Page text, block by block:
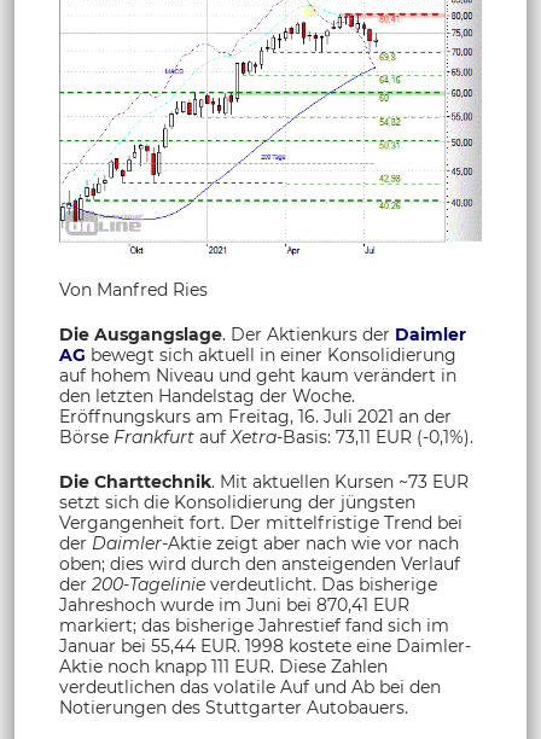
Von Manfred Ries
Die Ausgangslage. Der Aktienkurs der Daimler
AG bewegt sich aktuell in einer Konsolidierung
auf hohem Niveau und geht kaum verändert in
den letzten Handelstag der Woche.
Eröffnungskurs am Freitag, 16. Juli 2021 an der
Börse Frankfurt aufXetra-Basis: 73,11 EUR (-0,1%).
Die Charttechnik. Mit aktuellen Kursen ~73 EUR
setzt sich die Konsolidierung der jüngsten
Vergangenheit fort. Der mittelfristige Trend bei
der Daimler-Aktie zeigt aber nach wie vor nach
oben; dies wird durch den ansteigenden Verlauf
der 200-Tagelinie verdeutlicht. Das bisherige
Jahreshoch wurde im Juni bei 870,41 EUR
markiert; das bisherige Jahrestief fand sich im
Januar bei 55,44 EUR. 1998 kostete eine Daimler-
Aktie noch knapp 111 EUR. Diese Zahlen
verdeutlichen das volatile Auf und Ab bei den
Notierungen des Stuttgarter Autobauers.